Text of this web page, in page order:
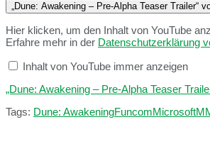
„Dune: Awakening – Pre-Alpha Teaser Trailer“
Hier klicken, um den Inhalt von YouTube
Erfahre mehr in der Datenschutzerklärung
Inhalt von YouTube immer anzeigen
„Dune: Awakening – Pre-Alpha Teaser
Tags: Dune: AwakeningFuncomMicrosoft